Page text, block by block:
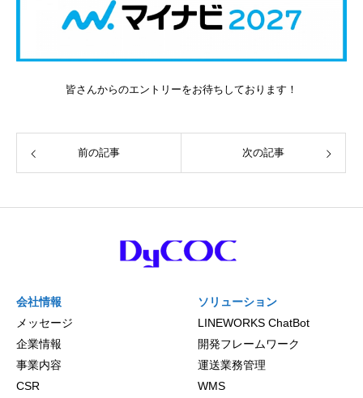
皆さんからのエントリーをお待ちしております！
前の記事 次の記事
会社情報
メッセージ
企業情報
事業内容
CSR
ソリューション
LINEWORKS ChatBot
開発フレームワーク
運送業務管理
WMS